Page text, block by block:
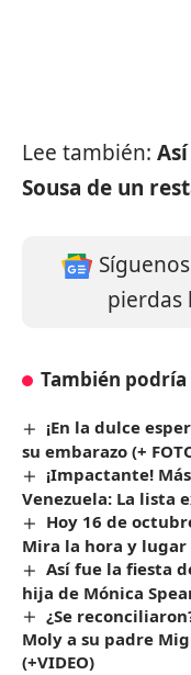
Lee también:
Sousa de un
pierdas
También
¡En la dulce
su embarazo (+
¡Impactante!
Venezuela: La lista
Hoy 16 de
Mira la hora y
Así fue la fiesta
hija de Mónica
¿Se
Moly a su padre
(+VIDEO)